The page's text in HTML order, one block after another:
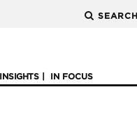
SEARCH
INSIGHTS IN FOCUS